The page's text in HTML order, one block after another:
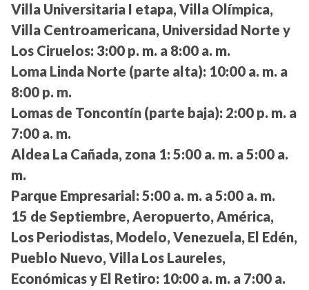
Villa Universitaria I etapa, Villa Olímpica,
Villa Centroamericana, Universidad Norte y
Los Ciruelos: 3:00 p. m. a 8:00 a. m.
Loma Linda Norte (parte alta): 10:00 a. m. a
8:00 p. m.
Lomas de Toncontín (parte baja): 2:00 p. m. a
7:00 a. m.
Aldea La Cañada, zona 1: 5:00 a. m. a 5:00 a.
m.
Parque Empresarial: 5:00 a. m. a 5:00 a. m.
15 de Septiembre, Aeropuerto, América,
Los Periodistas, Modelo, Venezuela, El Edén,
Pueblo Nuevo, Villa Los Laureles,
Económicas y El Retiro: 10:00 a. m. a 7:00 a.